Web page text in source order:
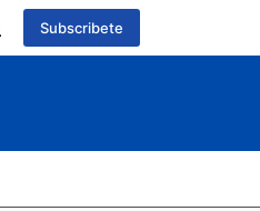
Subscribete